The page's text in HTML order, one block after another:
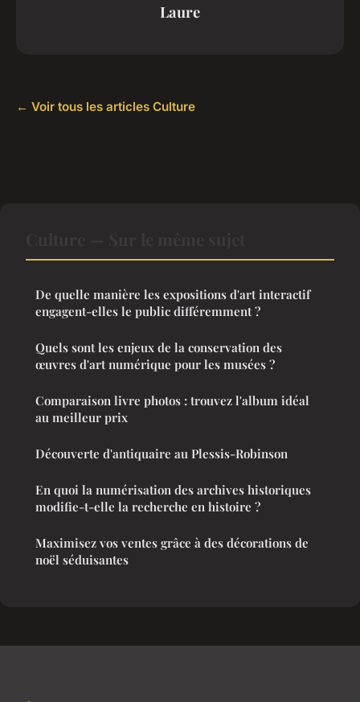
Laure
← Voir tous les articles Culture
De quelle manière les expositions d'art interactif
engagent-elles le public différemment ?
Quels sont les enjeux de la conservation des
œuvres d'art numérique pour les musées ?
Comparaison livre photos : trouvez l'album idéal
au meilleur prix
Découverte d'antiquaire au Plessis-Robinson
En quoi la numérisation des archives historiques
modifie-t-elle la recherche en histoire ?
Maximisez vos ventes grâce à des décorations de
noël séduisantes